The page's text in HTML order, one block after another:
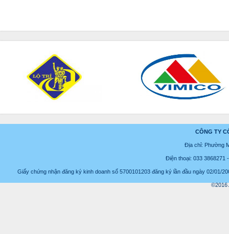
CÔNG TY
Địa chỉ: Phường
Điện thoại: 033 3868271
Giấy chứng nhận đăng ký kinh doanh số 5700101203 đăng ký lần đầu ngày 02/01/
©2016